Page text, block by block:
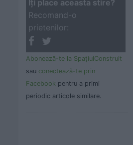
Iţi place aceasta stire?
Recomand-o
prietenilor:
Abonează-te la SpaţiulConstruit
sau conectează-te prin
Facebook pentru a primi
periodic articole similare.